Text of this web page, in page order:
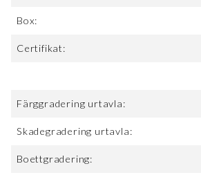
Box:
Certifikat:
Färggradering urtavla:
Skadegradering urtavla:
Boettgradering: